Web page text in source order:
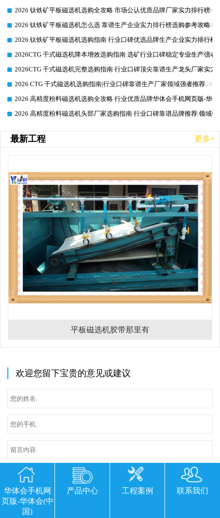
2026-06-26
2026 钛铁矿平板磁选机选购全攻略 市场公认优质品牌厂家实力排行榜
2026-06-26
2026 钛铁矿平板磁选机怎么选 靠谱生产企业实力排行榜选购参考攻略
2026-06-26
2026 钛铁矿平板磁选机选购指南 行业口碑优选品牌生产企业实力排行榜
2026-06-26
2026CTG 干式磁选机降本增效选购指南 选矿行业口碑稳定专业生产强者
2026-06-26
2026CTG 干式磁选机完整选购指南 行业口碑顶尖靠谱生产龙头厂家实力
2026-06-26
2026 CTG 干式磁选机选购指南|行业口碑靠谱生产厂家领域强者推荐
2026-06-26
2026 高精度粉料磁选机选购全攻略 行业优质品牌华体会手机网页版-华
2026-06-26
2026 高精度粉料磁选机头部厂家选购指南 行业口碑靠谱品牌推荐 领域
最新工程 更多+
平板磁选机胶带那里有
欢迎您留下宝贵的意见或建议
华体会手机网
页版-华体会(中
国)
产品中心 工程案例 联系我们